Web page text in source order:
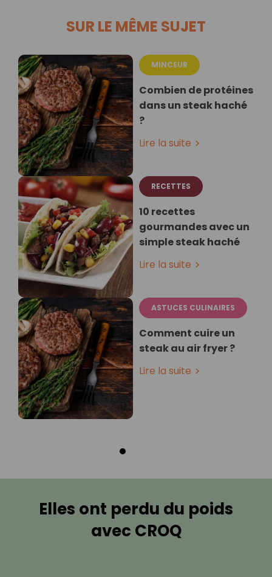
SUR LE MÊME SUJET
MINCEUR
Combien de protéines
dans un steak haché
?
Lire la suite
RECETTES
10 recettes
gourmandes avec un
simple steak haché
Lire la suite
ASTUCES CULINAIRES
Comment cuire un
steak au air fryer ?
Lire la suite
Elles ont perdu du poids
avec CROQ